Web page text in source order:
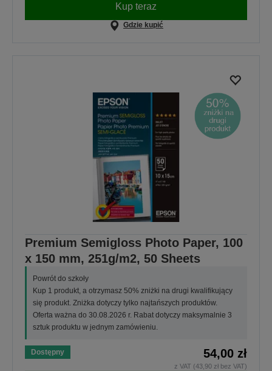
Kup teraz
Gdzie kupić
Premium Semigloss Photo Paper, 100
x 150 mm, 251g/m2, 50 Sheets
Powrót do szkoły
Kup 1 produkt, a otrzymasz 50% zniżki na drugi kwalifikujący
się produkt. Zniżka dotyczy tylko najtańszych produktów.
Oferta ważna do 30.08.2026 r. Rabat dotyczy maksymalnie 3
sztuk produktu w jednym zamówieniu.
Dostępny 54,00 zł
z VAT (43,90 zł bez VAT)